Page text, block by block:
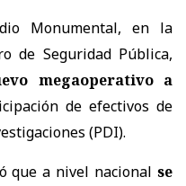
Monumental, en la
de Seguridad Pública,
megaoperativo a
de efectivos de
(PDI).
que a nivel nacional se